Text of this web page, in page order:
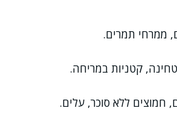
ממרחי תמרים.
קטניות במריחה.
חמוצים ללא סוכר, עלים.